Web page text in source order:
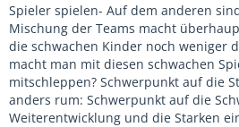
Spieler spielen- Auf dem anderen
Mischung der Teams macht
die schwachen Kinder noch weniger
macht man mit diesen schwachen
mitschleppen? Schwerpunkt auf die
anders rum: Schwerpunkt auf die
Weiterentwicklung und die Starken